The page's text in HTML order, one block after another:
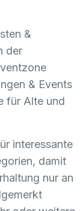
&
der
& Events
für Alte und
interessante
damit
nur an